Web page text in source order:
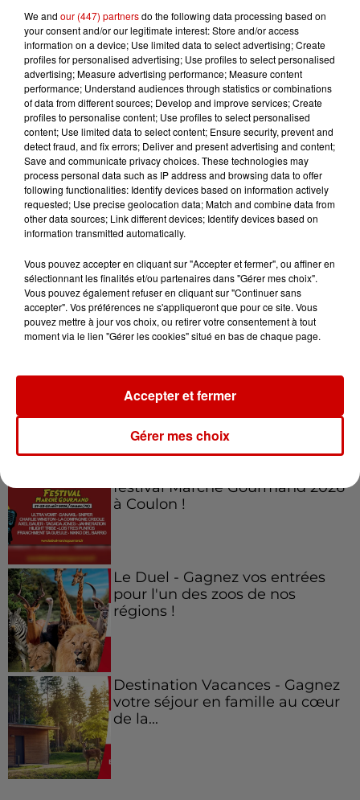
amende
9 août 2026
Un incendie se déclare à
l’hôpital du Mans
9 août 2026
La comédienne rochefortaise
Dominique Frot est décédée
Jeux Voir plus
l'événement Ride the Show à
Morlaix !
festival Marché Gourmand 2026
à Coulon !
Le Duel - Gagnez vos entrées
pour l'un des zoos de nos
régions !
Destination Vacances - Gagnez
votre séjour en famille au cœur
de la...
We and our (447) partnersdo the following data processing based on
your consent and/or our legitimate interest: Store and/or access
information on a device; Use limited data to select advertising; Create
profiles for personalised advertising; Use profiles to select personalised
advertising; Measure advertising performance; Measure content
performance; Understand audiences through statistics or combinations
of data from different sources; Develop and improve services; Create
profiles to personalise content; Use profiles to select personalised
content; Use limited data to select content; Ensure security, prevent and
detect fraud, and fix errors; Deliver and present advertising and content;
Save and communicate privacy choices. These technologies may
process personal data such as IP address and browsing data to offer
following functionalities: Identify devices based on information actively
requested; Use precise geolocation data; Match and combine data from
other data sources; Link different devices; Identify devices based on
information transmitted automatically.
Vous pouvez accepter en cliquant sur "Accepter et fermer", ou affiner en
sélectionnant les finalités et/ou partenaires dans "Gérer mes choix".
Vous pouvez également refuser en cliquant sur "Continuer sans
accepter". Vos préférences ne s'appliqueront que pour ce site. Vous
pouvez mettre à jour vos choix, ou retirer votre consentement à tout
moment via le lien "Gérer les cookies" situé en bas de chaque page.
Gérer mes choix
Accepter et fermer